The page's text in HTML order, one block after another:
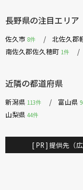
長野県の注目エリア
佐久市 8件 北佐久郡
南佐久郡佐久穂町 1件
近隣の都道府県
新潟県 113件 富山県
山梨県44件
[ PR ] 提供先（